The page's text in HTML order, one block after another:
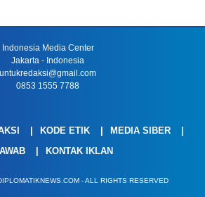
Indonesia Media Center
Jakarta - Indonesia
untukredaksi@gmail.com
0853 1555 7788
KODE ETIK
MEDIA SIBER
KONTAK IKLAN
- ALL RIGHTS RESERVED